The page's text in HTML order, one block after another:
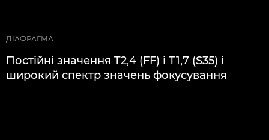
ДІАФРАГМА
Постійні значення T2,4 (FF) і T1,7 (S35) і
широкий спектр значень фокусування